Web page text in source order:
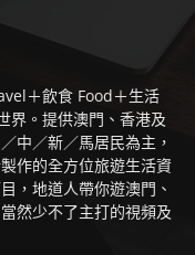
＋飲食 Food＋生活
界。提供澳門、香港及
中／新／馬居民為主，
作的全方位旅遊生活資
，地道人帶你遊澳門、
然少不了主打的視頻及